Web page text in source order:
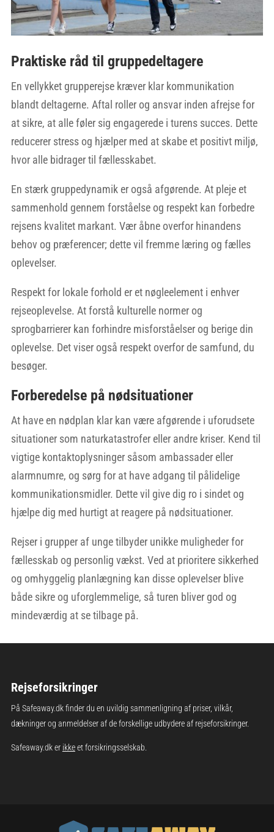
Praktiske råd til gruppedeltagere
En vellykket grupperejse kræver klar kommunikation
blandt deltagerne. Aftal roller og ansvar inden afrejse for
at sikre, at alle føler sig engagerede i turens succes. Dette
reducerer stress og hjælper med at skabe et positivt miljø,
hvor alle bidrager til fællesskabet.
En stærk gruppedynamik er også afgørende. At pleje et
sammenhold gennem forståelse og respekt kan forbedre
rejsens kvalitet markant. Vær åbne overfor hinandens
behov og præferencer; dette vil fremme læring og fælles
oplevelser.
Respekt for lokale forhold er et nøgleelement i enhver
rejseoplevelse. At forstå kulturelle normer og
sprogbarrierer kan forhindre misforståelser og berige din
oplevelse. Det viser også respekt overfor de samfund, du
besøger.
Forberedelse på nødsituationer
At have en nødplan klar kan være afgørende i uforudsete
situationer som naturkatastrofer eller andre kriser. Kend til
vigtige kontaktoplysninger såsom ambassader eller
alarmnumre, og sørg for at have adgang til pålidelige
kommunikationsmidler. Dette vil give dig ro i sindet og
hjælpe dig med hurtigt at reagere på nødsituationer.
Rejser i grupper af unge tilbyder unikke muligheder for
fællesskab og personlig vækst. Ved at prioritere sikkerhed
og omhyggelig planlægning kan disse oplevelser blive
både sikre og uforglemmelige, så turen bliver god og
mindeværdig at se tilbage på.
Rejseforsikringer
På Safeaway.dk finder du en uvildig sammenligning af priser, vilkår,
dækninger og anmeldelser af de forskellige udbydere af rejseforsikringer.
Safeaway.dk er ikkeet forsikringsselskab.